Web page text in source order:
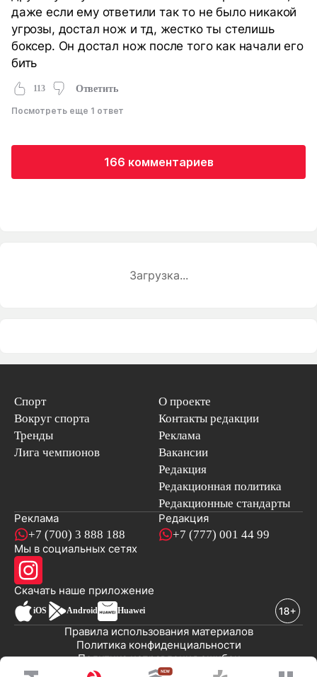
даже если ему ответили так то не было никакой
угрозы, достал нож и тд, жестко ты стелишь
боксер. Он достал нож после того как начали его
бить
113 Ответить
Посмотреть еще 1 ответ
166 комментариев
Загрузка...
Спорт
Вокруг спорта
Тренды
Лига чемпионов
О проекте
Контакты редакции
Реклама
Вакансии
Редакция
Редакционная политика
Редакционные стандарты
Реклама
+7 (700) 3 888 188
Редакция
+7 (777) 001 44 99
Мы в социальных сетях
Скачать наше приложениеновостей
iOS Android Huawei
Публичная оферта
Политика исправления ошибок
Политика конфиденциальности
Правила использования материалов